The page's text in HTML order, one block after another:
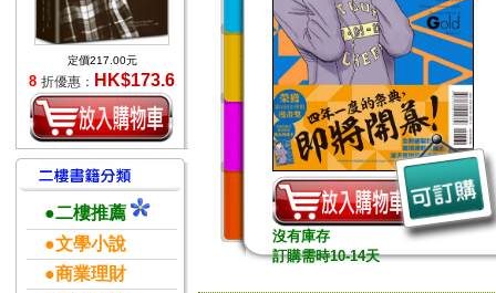
定價217.00元
8 折優惠： HK$173.6
●二樓推薦
●文學小說
●商業理財
沒有庫存
訂購需時10-14天